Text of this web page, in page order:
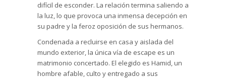
difícil de esconder. La relación termina saliendo a
la luz, lo que provoca una inmensa decepción en
su padre y la feroz oposición de sus hermanos.
Condenada a recluirse en casa y aislada del
mundo exterior, la única vía de escape es un
matrimonio concertado. El elegido es Hamid, un
hombre afable, culto y entregado a sus